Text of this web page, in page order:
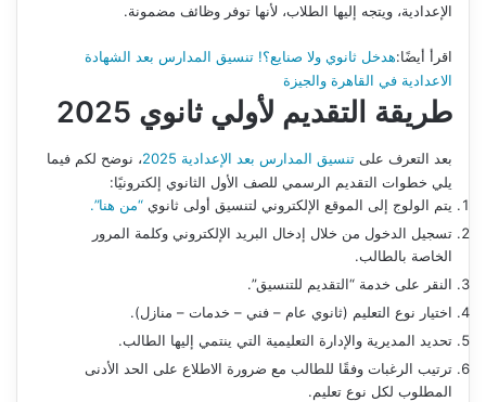
الإعدادية، ويتجه إليها الطلاب، لأنها توفر وظائف مضمونة.
اقرأ أيضًا:هدخل ثانوي ولا صنايع؟! تنسيق المدارس بعد الشهادة
الاعدادية في القاهرة والجيزة
طريقة التقديم لأولي ثانوي 2025
بعد التعرف على تنسيق المدارس بعد الإعدادية 2025
، نوضح لكم فيما
يلي خطوات التقديم الرسمي للصف الأول الثانوي إلكترونيًا:
يتم الولوج إلى الموقع الإلكتروني لتنسيق أولى ثانوي “من هنا”.
تسجيل الدخول من خلال إدخال البريد الإلكتروني وكلمة المرور
الخاصة بالطالب.
النقر على خدمة “التقديم للتنسيق”.
اختيار نوع التعليم (ثانوي عام – فني – خدمات – منازل).
تحديد المديرية والإدارة التعليمية التي ينتمي إليها الطالب.
ترتيب الرغبات وفقًا للطالب مع ضرورة الاطلاع على الحد الأدنى
المطلوب لكل نوع تعليم.